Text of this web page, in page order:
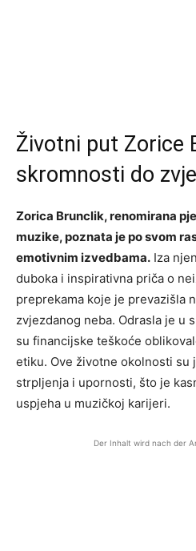
Životni put Zorice
skromnosti do
Zorica Brunclik, renomirana
muzike, poznata je po svom
emotivnim izvedbama. Iza
duboka i inspirativna priča o
preprekama koje je prevazišla
zvjezdanog neba. Odrasla je u
su financijske teškoće
etiku. Ove životne okolnosti su
strpljenja i upornosti, što je
uspjeha u muzičkoj karijeri.
Der Inhalt wird nach der